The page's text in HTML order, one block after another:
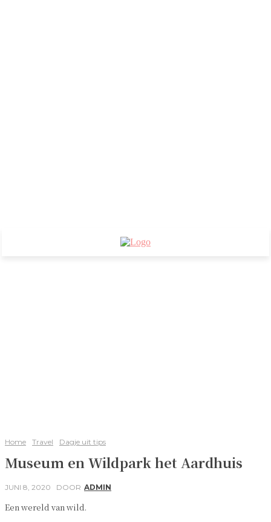
Home Travel Dagje uit tips
Museum en Wildpark het Aardhuis
JUNI 8, 2020 DOOR ADMIN
Een wereld van wild.